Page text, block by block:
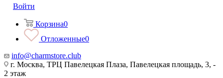
Войти
Корзина0
Отложенные0
info@charmstore.club
г. Москва, ТРЦ Павелецкая Плаза, Павелецкая площадь, 3, -
2 этаж